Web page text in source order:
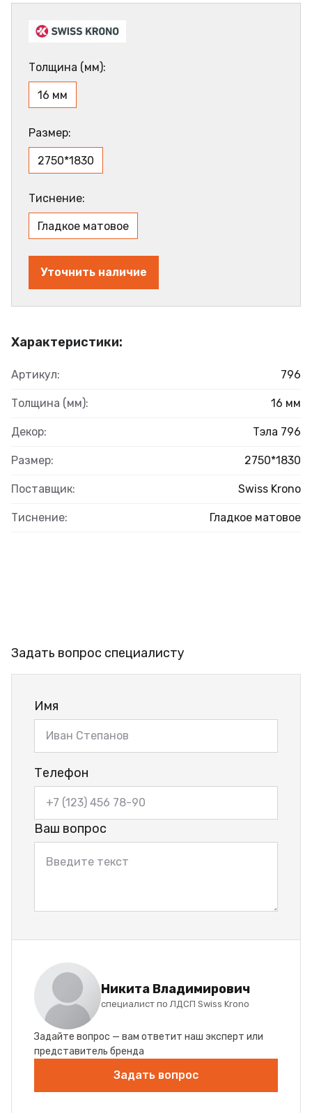
Характеристики:
Артикул: 796
Толщина (мм): 16 мм
Декор: Тэла 796
Размер: 2750*1830
Поставщик: Swiss Krono
Тиснение: Гладкое матовое
Толщина (мм):
16 мм
Размер:
2750*1830
Тиснение:
Гладкое матовое
Уточнить наличие
Задать вопрос специалисту
Имя
Телефон
Ваш вопрос
Никита Владимирович
специалист по ЛДСП Swiss Krono
Задайте вопрос — вам ответит наш эксперт или
представитель бренда
Задать вопрос